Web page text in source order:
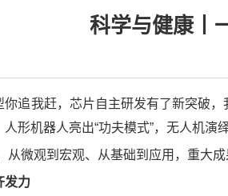
科学与健康丨
你追我赶，芯片自主研发有了新突破
形机器人亮出“功夫模式”，无人机
观到宏观、从基础到应用，重大成果
发力